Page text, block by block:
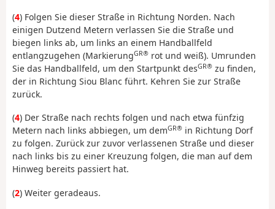
(4) Folgen Sie dieser Straße in Richtung Norden. Nach
einigen Dutzend Metern verlassen Sie die Straße und
biegen links ab, um links an einem Handballfeld
entlangzugehen (MarkierungGR® rot und weiß). Umrunden
Sie das Handballfeld, um den Startpunkt desGR® zu finden,
der in Richtung Siou Blanc führt. Kehren Sie zur Straße
zurück.
(4) Der Straße nach rechts folgen und nach etwa fünfzig
Metern nach links abbiegen, um demGR® in Richtung Dorf
zu folgen. Zurück zur zuvor verlassenen Straße und dieser
nach links bis zu einer Kreuzung folgen, die man auf dem
Hinweg bereits passiert hat.
(2) Weiter geradeaus.